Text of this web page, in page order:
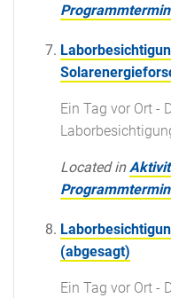
Ein Tag vor Ort -
Located in
(abgesagt)
Ein Tag vor Ort -